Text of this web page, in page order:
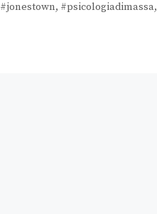
#jonestown, #psicologiadimassa,